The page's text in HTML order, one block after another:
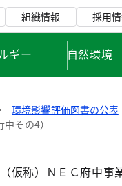
組織情報 採用
ギー 自然環境
環境影響評価図書の公表
その4）
（仮称）ＮＥＣ府中